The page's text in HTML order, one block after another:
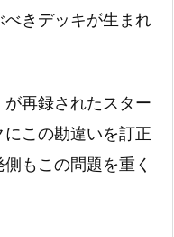
べきデッキが生まれ
が再録されたスター
この勘違いを訂正
もこの問題を重く